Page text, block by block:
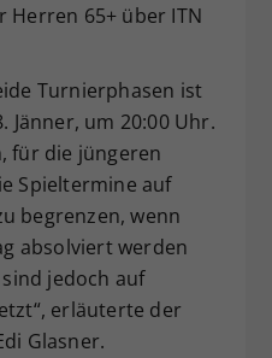
Herren 65+ über ITN
Turnierphasen ist
Jänner, um 20:00 Uhr.
für die jüngeren
Spieltermine auf
begrenzen, wenn
absolviert werden
jedoch auf
erläuterte der
Glasner.